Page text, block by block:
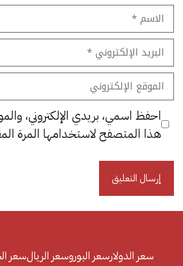
الاسم
البريد
الإلكتروني
الموقع
الإلكتروني
احفظ اسمي، بريدي الإلكتروني،
هذا المتصفح لاستخدامها المرة
سعر الدولارسعر اليوروسعر الريالسعر